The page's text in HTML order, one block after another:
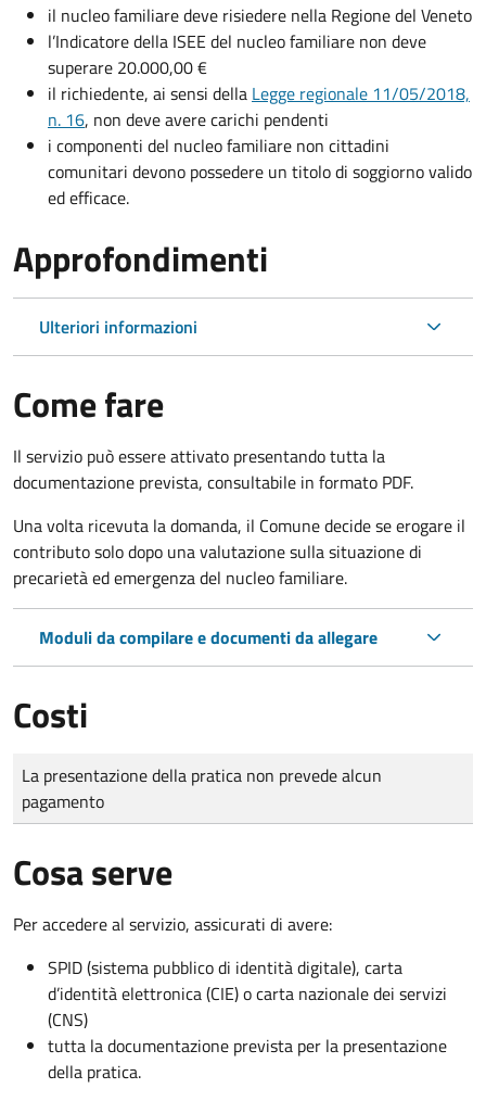
il nucleo familiare deve risiedere nella Regione del Veneto
l’Indicatore della ISEE del nucleo familiare non deve
superare 20.000,00 €
il richiedente, ai sensi della Legge regionale 11/05/2018,
n. 16, non deve avere carichi pendenti
i componenti del nucleo familiare non cittadini
comunitari devono possedere un titolo di soggiornovalido
ed efficace.
Approfondimenti
Ulteriori informazioni
Come fare
Il servizio può essere attivato presentando tutta la
documentazione prevista, consultabile in formato PDF.
Una volta ricevuta la domanda, il Comune decide se erogare il
contributo solo dopo una valutazione sulla situazione di
precarietà ed emergenza del nucleo familiare.
Moduli da compilare e documenti da allegare
Costi
Tipo di pagamento
Importo
La presentazione della pratica non prevede alcun
pagamento
Cosa serve
Per accedere al servizio, assicurati di avere:
SPID (sistema pubblico di identità digitale), carta
d’identità elettronica (CIE) o carta nazionale dei servizi
(CNS)
tutta la documentazione prevista per la presentazione
della pratica.